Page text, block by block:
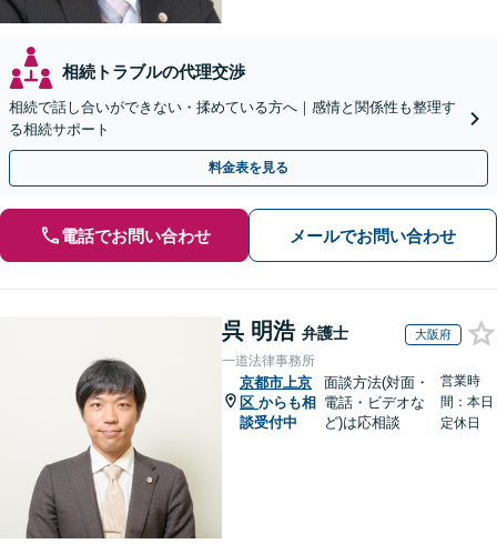
相続トラブルの代理交渉
相続で話し合いができない・揉めている方へ｜感情と関係性も整理す
る相続サポート
料金表を見る
電話でお問い合わせ メールでお問い合わせ
呉 明浩 弁護士 大阪府
一道法律事務所
京都市上京
区 からも相
談受付中
面談方法(対面・
電話・ビデオな
ど)は応相談
営業時
間：本日
定休日